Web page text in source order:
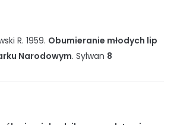
R. 1959. Obumieranie młodych lip
Narodowym.Sylwan 8